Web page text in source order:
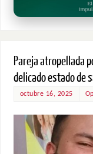
Pareja atropellada
delicado estado de
octubre 16, 2025